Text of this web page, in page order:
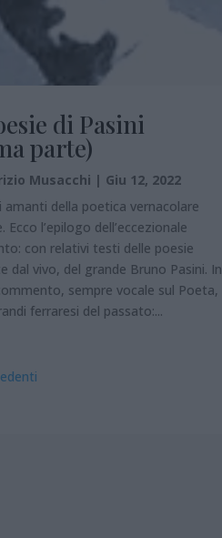
di Pasini
parte)
Musacchi | Giu 12, 2022
amanti della poetica vernacolare
Ecco l’epilogo dell’eccezionale
con relativi testi delle poesie
dal vivo, del grande Bruno Pasini. In
sempre vocale sul Poeta,
ferraresi del passato:...